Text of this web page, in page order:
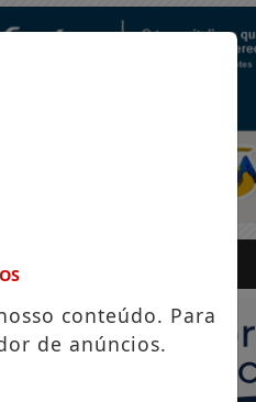
conteúdo. Para
de anúncios.